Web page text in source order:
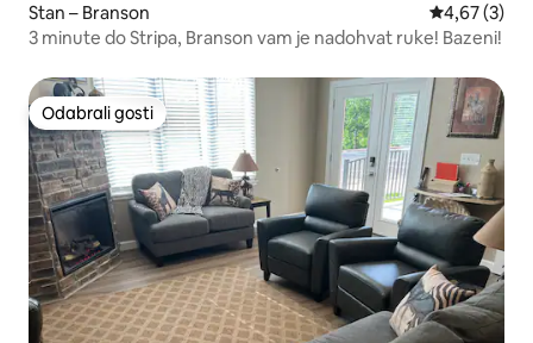
Stan – Branson Prosječna
4,67 (3)
3 minute do Stripa, Branson vam je nadohvat ruke! Bazeni!
Odabrali gosti
Odabrali gosti